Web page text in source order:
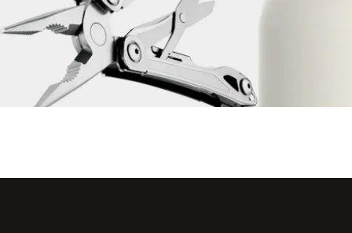
LEATHERMANWingman